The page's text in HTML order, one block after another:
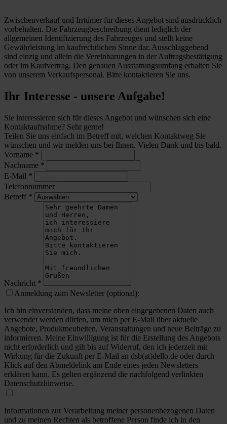
Zwischenverkauf und Irrtümer für dieses Angebot sind ausdrücklich
vorbehalten. Die Fahrzeugbeschreibung dient lediglich der
allgemeinen Identifizierung des Fahrzeuges und stellt keine
Gewährleistung im kaufrechtlichen Sinne dar. Ausschlaggebend
sind einzig und allein die Vereinbarungen in der Auftragsbestätigung
oder im Kaufvertrag. Den genauen Ausstattungsumfang erhalten Sie
von unserem Verkaufspersonal. Bitte kontaktieren Sie uns.
Ihr Interesse - unsere Aufgabe!
Sie interessieren sich für dieses Angebot und wünschen sich eine
Kontaktaufnahme? Sehr gerne!
Teilen Sie uns einfach im Betreff mit, welchen Kontaktweg Sie
wünschen und wir melden uns bei Ihnen. Vielen Dank und bis bald.
Vorname *
Nachname *
E-Mail *
Telefonnummer
Betreff *
Nachricht *
Anmeldung zum Newsletter (optional):
Ich bin einverstanden, dass meine oben eingegebenen Daten auch
verwendet werden dürfen, um mich per E-Mail über aktuelle
Angebote, Produktneuheiten, Veranstaltungen und neue Beiträge zu
informieren. Meine Einwilligung ist für die Erstellung des Angebots
nicht erforderlich und gilt bis auf Widerruf, den ich jederzeit mit
Wirkung für die Zukunft per E-Mail an dsb(at)dello.de oder durch
Klick auf den Abmeldelink am Ende eines jeden Newsletters
erklären kann. Es gelten ergänzend die nachfolgend verlinkten
Datenschutzhinweise.
Informationen zur Verarbeitung meiner personenbezogenen Daten
und zu meinen Rechten als betroffene Person finde ich in den